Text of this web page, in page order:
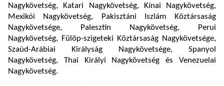
Nagykövetség, Katari Nagykövetség, Kínai Nagykövetség,
Mexikói Nagykövetség, Pakisztáni Iszlám Köztársaság
Nagykövetsége, Palesztin Nagykövetség, Perui
Nagykövetség, Fülöp-szigeteki Köztársaság Nagykövetsége,
Szaúd-Arábiai Királyság Nagykövetsége, Spanyol
Nagykövetség, Thai Királyi Nagykövetség és Venezuelai
Nagykövetség.